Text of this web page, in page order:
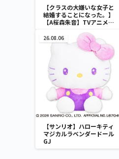
【クラスの大嫌いな女子と
結婚することになった。】
【A桜森朱音】TVアニメ
結婚することになった。」
寝そべり ぬいぐるみ(EX)
26.08.06
【サンリオ】ハローキティ
マジカルラベンダードール
GJ